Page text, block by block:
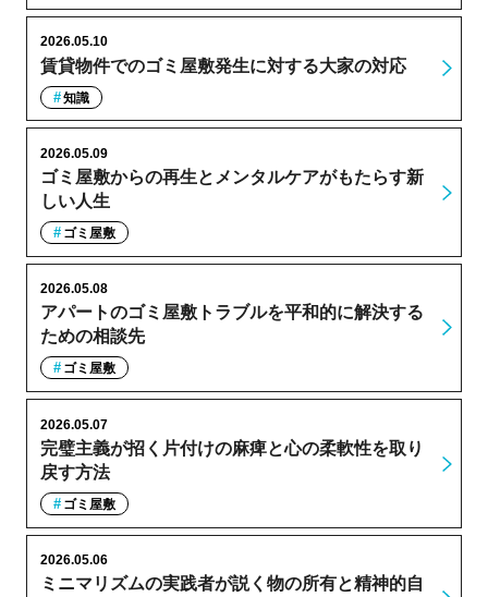
賃貸物件でのゴミ屋敷発生に対する大家の対応
2026.05.10
知識
ゴミ屋敷からの再生とメンタルケアがもたらす新
しい人生
2026.05.09
ゴミ屋敷
アパートのゴミ屋敷トラブルを平和的に解決する
ための相談先
2026.05.08
ゴミ屋敷
完璧主義が招く片付けの麻痺と心の柔軟性を取り
戻す方法
2026.05.07
ゴミ屋敷
ミニマリズムの実践者が説く物の所有と精神的自
2026.05.06